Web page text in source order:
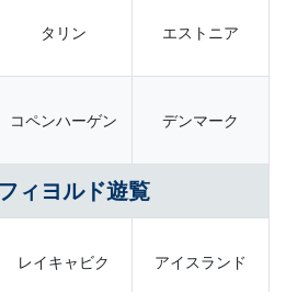
タリン
エストニア
コペンハーゲン
デンマーク
ィヨルド遊覧
レイキャビク
アイスランド